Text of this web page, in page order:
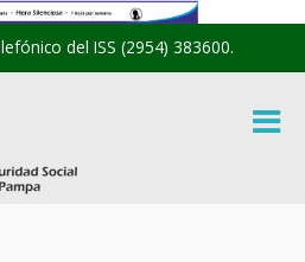
del ISS (2954) 383600.